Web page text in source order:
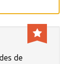
de